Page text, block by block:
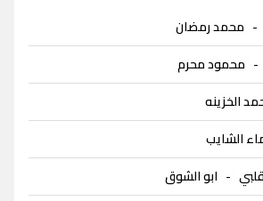
- محمد رمضان
- محمود محرم
الخزينه
الشايب
- ابو الشوق